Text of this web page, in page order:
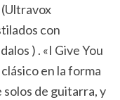
(Ultravox
con
) . «I Give You
en la forma
solos de guitarra, y